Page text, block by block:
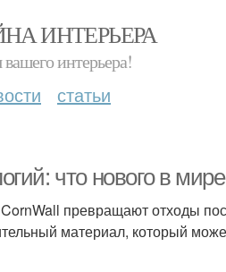
ИНТЕРЬЕРА
интерьера!
статьи
что нового в
CornWall превращают отходы
материал, который